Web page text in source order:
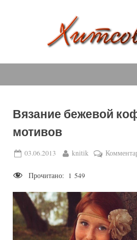
т
о
е
вязаные
модели
Вязание бежевой
мотивов
Posted
03.06.2013 By
knitik
Прочитано: 1 549